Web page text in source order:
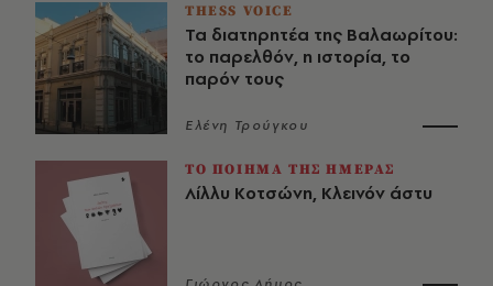
THESS VOICE
Τα διατηρητέα της Βαλαωρίτου:
το παρελθόν, η ιστορία, το
παρόν τους
Ελένη Τρούγκου
ΤΟ ΠΟΙΗΜΑ ΤΗΣ ΗΜΕΡΑΣ
Λίλλυ Κοτσώνη, Κλεινόν άστυ